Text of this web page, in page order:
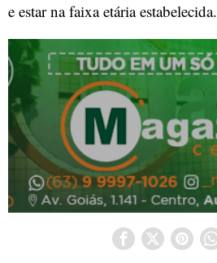
e estar na faixa etária estabelecida.